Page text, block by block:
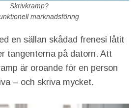
Skrivkramp?
marknadsföring
en sällan skådad frenesi låtit
tangenterna på datorn. Att
är oroande för en person
– och skriva mycket.